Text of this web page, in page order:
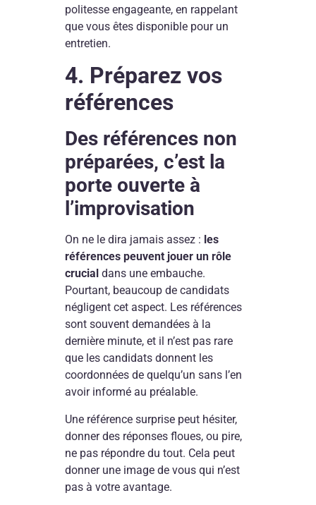
politesse engageante, en rappelant
que vous êtes disponible pour un
entretien.
4. Préparez vos
références
Des références non
préparées, c’est la
porte ouverte à
l’improvisation
On ne le dira jamais assez : les
références peuvent jouer un rôle
crucial dans une embauche.
Pourtant, beaucoup de candidats
négligent cet aspect. Les références
sont souvent demandées à la
dernière minute, et il n’est pas rare
que les candidats donnent les
coordonnées de quelqu’un sans l’en
avoir informé au préalable.
Une référence surprise peut hésiter,
donner des réponses floues, ou pire,
ne pas répondre du tout. Cela peut
donner une image de vous qui n’est
pas à votre avantage.